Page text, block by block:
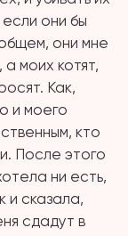
они бы
они мне
моих котят,
Как,
и моего
кто
После этого
ни есть,
и сказала,
сдадут в